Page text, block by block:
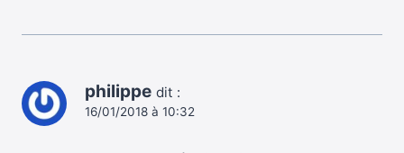
philippe dit :
16/01/2018 à 10:32